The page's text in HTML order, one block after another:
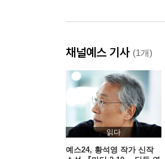
채널예스 기사 (1개)
읽다
예스24, 황석영 작가 신작